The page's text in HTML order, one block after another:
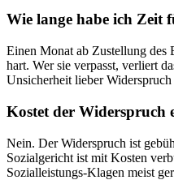
Wie lange habe ich Zeit
Einen Monat ab Zustellung des
hart. Wer sie verpasst, verliert
Unsicherheit lieber
Kostet der Widerspruch
Nein. Der Widerspruch ist
Sozialgericht ist mit Kosten
Sozialleistungs-Klagen meist